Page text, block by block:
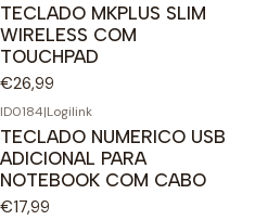
TECLADO MKPLUS SLIM
WIRELESS COM
TOUCHPAD
€26,99
ID0184|Logilink
TECLADO NUMERICO USB
ADICIONAL PARA
NOTEBOOK COM CABO
€17,99